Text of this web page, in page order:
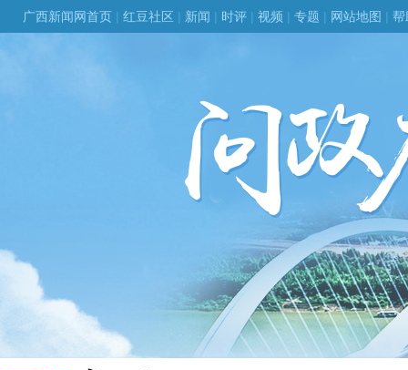
广西新闻网首页 | 红豆社区 | 新闻 | 时评 | 视频 | 专题 | 网站地图 | 帮